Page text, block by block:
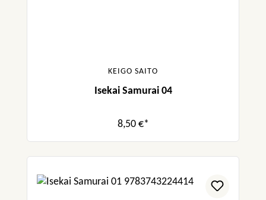
KEIGO SAITO
Isekai Samurai 04
8,50 €*